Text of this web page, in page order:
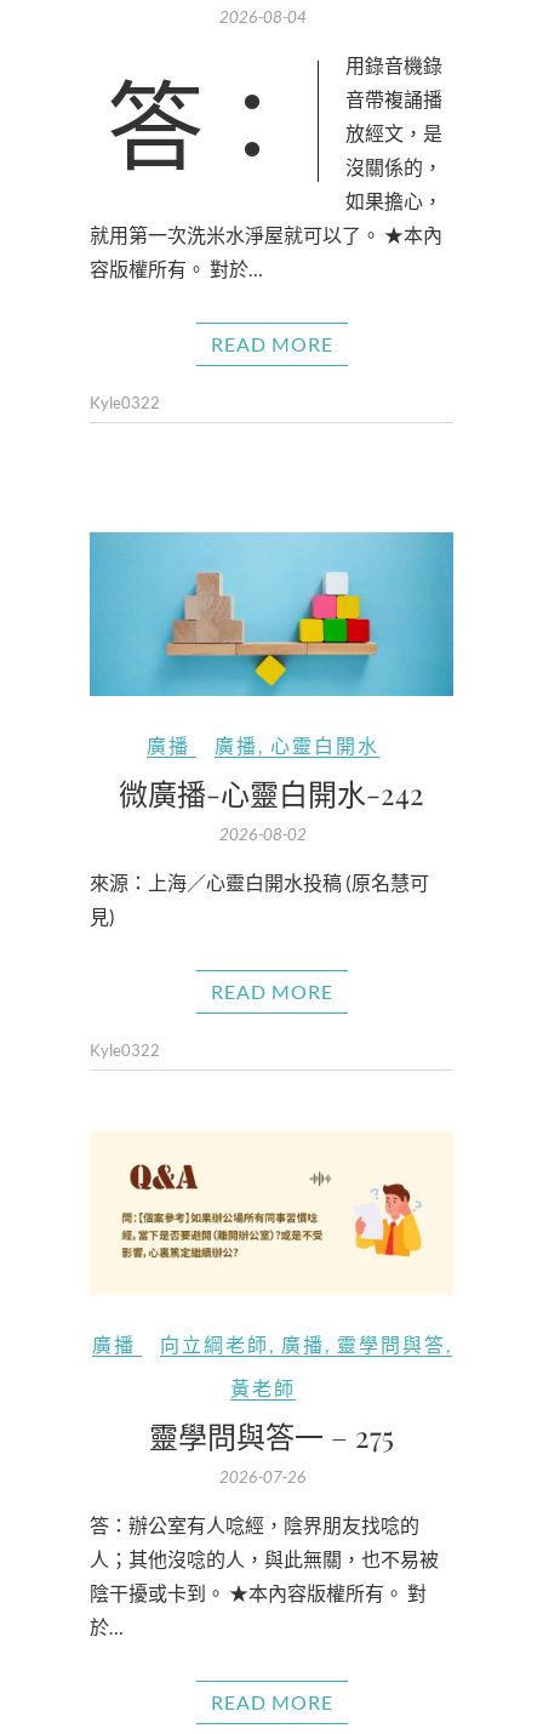
2026-08-04
答：用錄音機錄
音帶複誦播
放經文，是
沒關係的，
如果擔心，
就用第一次洗米水淨屋就可以了。 ★本內
容版權所有。 對於…
READ MORE
Kyle0322
廣播 廣播, 心靈白開水
微廣播-心靈白開水-242
2026-08-02
來源：上海／心靈白開水投稿 (原名慧可
見)
READ MORE
Kyle0322
廣播 向立綱老師, 廣播, 靈學問與答,
黃老師
靈學問與答一 – 275
2026-07-26
答：辦公室有人唸經，陰界朋友找唸的
人；其他沒唸的人，與此無關，也不易被
陰干擾或卡到。 ★本內容版權所有。 對
於…
READ MORE